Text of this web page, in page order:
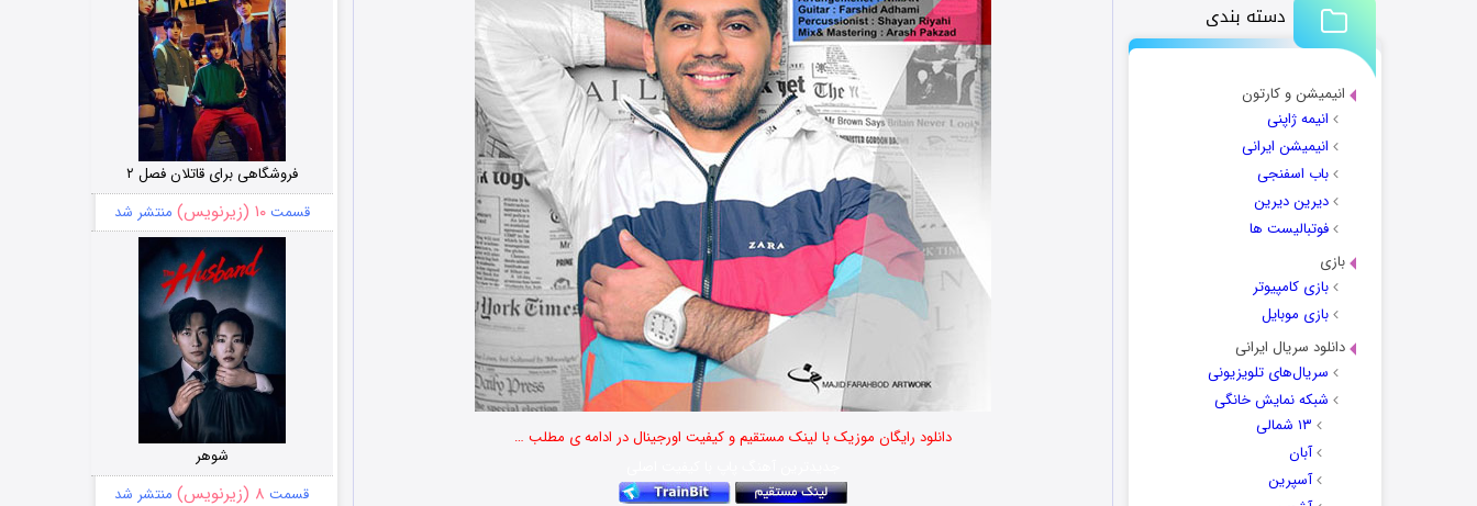
دسته بندی
انیمیشن و کارتون
انیمه ژاپنی
انیمیشن ایرانی
باب اسفنجی
دیرین دیرین
فوتبالیست ها
بازی
بازی کامپیوتر
بازی موبایل
دانلود سریال ایرانی
سریال‌های تلویزیونی
شبکه نمایش خانگی
۱۳ شمالی
آبان
آسپرین
دانلود رایگان موزیک با لینک مستقیم و کیفیت اورجینال در ادامه ی مطلب …
فروشگاهی برای قاتلان فصل ۲
قسمت۱۰ (زیرنویس) منتشر شد
شوهر
قسمت ۸ (زیرنویس) منتشر شد